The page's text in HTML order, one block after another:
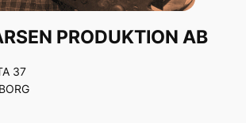
PRODUKTION AB
37